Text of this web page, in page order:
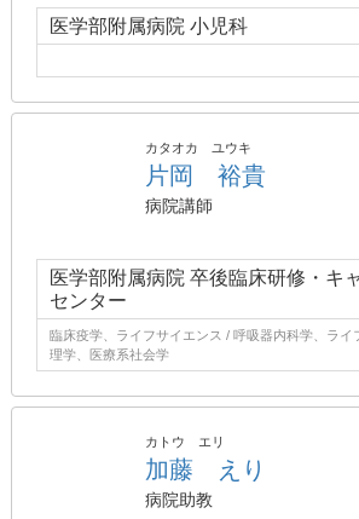
医学部附属病院 小児科
カタオカ ユウキ
片岡 裕貴
病院講師
医学部附属病院 卒後臨床研修・キ
センター
臨床疫学、ライフサイエンス / 呼吸器内科学、ライ
理学、医療系社会学
カトウ エリ
加藤 えり
病院助教